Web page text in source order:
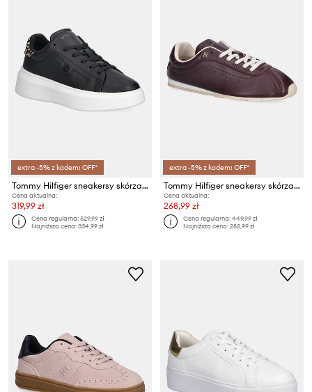
extra -5% z kodem: OFF*
Tommy Hilfiger sneakersy skórzane ANIMAL PRINT PLATFORM SNEAKER
Cena aktualna:
319,99 zł
Cena regularna:529,99 zł
Najniższa cena:334,99 zł
extra -5% z kodem: OFF*
Tommy Hilfiger sneakersy skórzane TH LOW PROFILE RUNNER
Cena aktualna:
268,99 zł
Cena regularna:449,99 zł
Najniższa cena:282,99 zł